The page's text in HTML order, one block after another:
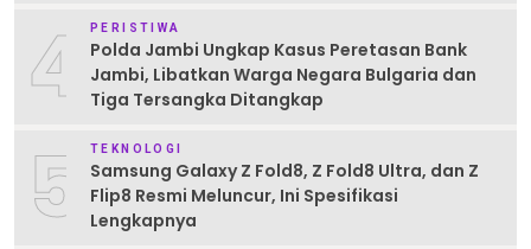
4 PERISTIWA
Polda Jambi Ungkap Kasus Peretasan Bank
Jambi, Libatkan Warga Negara Bulgaria dan
Tiga Tersangka Ditangkap
5 TEKNOLOGI
Samsung Galaxy Z Fold8, Z Fold8 Ultra, dan Z
Flip8 Resmi Meluncur, Ini Spesifikasi
Lengkapnya